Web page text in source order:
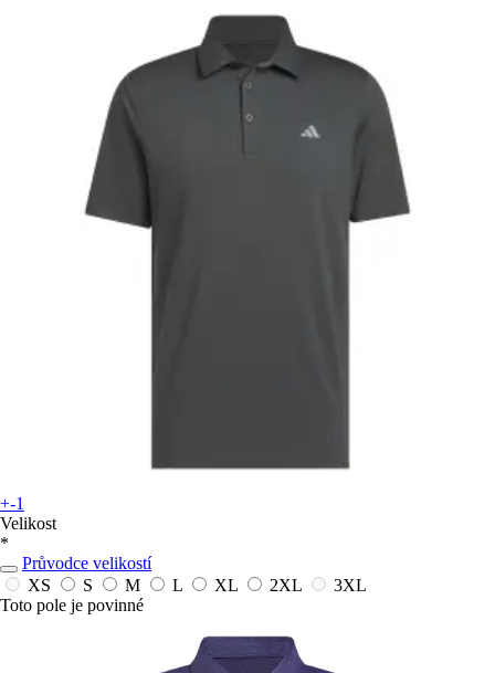
+-1
Velikost
*
Průvodce velikostí
XS
S M L XL 2XL
3XL
Toto pole je povinné